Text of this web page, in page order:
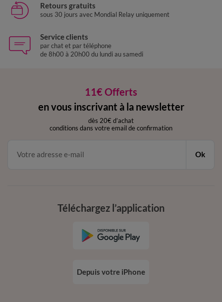
Retours gratuits
sous 30 jours avec Mondial Relay uniquement
Service clients
par chat et par téléphone
de 8h00 à 20h00 du lundi au samedi
11€ Offerts
en vous inscrivant à la newsletter
dès 20€ d’achat
conditions dans votre email de confirmation
Ok
Téléchargez l’application
Depuis votre iPhone